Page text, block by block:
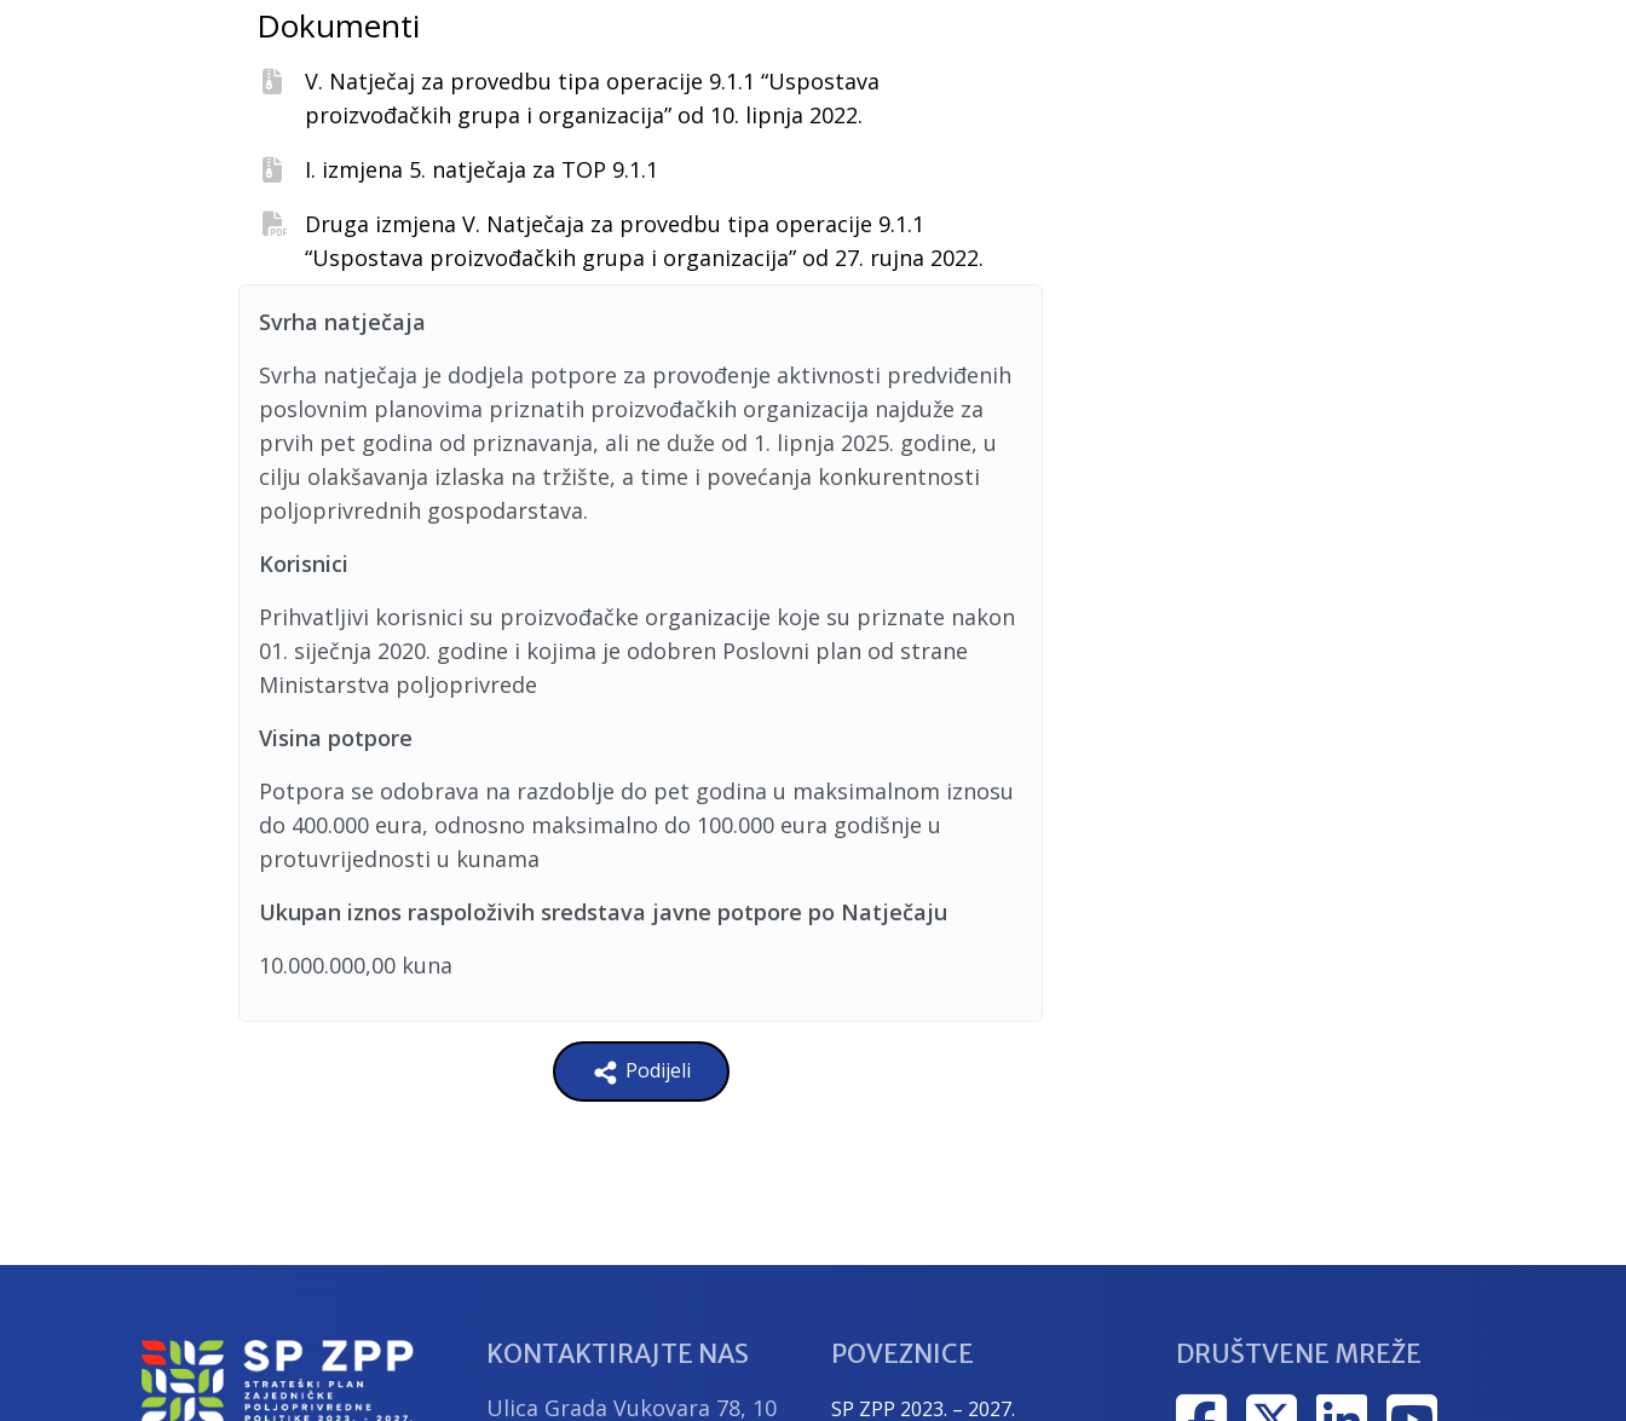
Dokumenti
V. Natječaj za provedbu tipa operacije 9.1.1 “Uspostava
proizvođačkih grupa i organizacija” od 10. lipnja 2022.
I. izmjena 5. natječaja za TOP 9.1.1
Druga izmjena V. Natječaja za provedbu tipa operacije 9.1.1
“Uspostava proizvođačkih grupa i organizacija” od 27. rujna 2022.
Svrha natječaja
Svrha natječaja je dodjela potpore za provođenje aktivnosti predviđenih
poslovnim planovima priznatih proizvođačkih organizacija najduže za
prvih pet godina od priznavanja, ali ne duže od 1. lipnja 2025. godine, u
cilju olakšavanja izlaska na tržište, a time i povećanja konkurentnosti
poljoprivrednih gospodarstava.
Korisnici
Prihvatljivi korisnici su proizvođačke organizacije koje su priznate nakon
01. siječnja 2020. godine i kojima je odobren Poslovni plan od strane
Ministarstva poljoprivrede
Visina potpore
Potpora se odobrava na razdoblje do pet godina u maksimalnom iznosu
do 400.000 eura, odnosno maksimalno do 100.000 eura godišnje u
protuvrijednosti u kunama
Ukupan iznos raspoloživih sredstava javne potpore po Natječaju
10.000.000,00 kuna
Podijeli
KONTAKTIRAJTE NAS
Ulica Grada Vukovara 78, 10
POVEZNICE
SP ZPP 2023. – 2027.
DRUŠTVENE MREŽE